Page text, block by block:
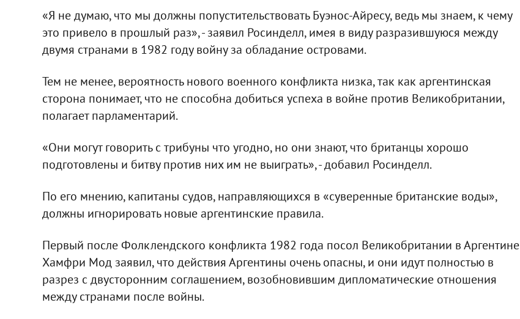
«Я не думаю, что мы должны попустительствовать Буэнос-Айресу, ведь мы знаем, к чему
это привело в прошлый раз», - заявил Росинделл, имея в виду разразившуюся между
двумя странами в 1982 году войну за обладание островами.
Тем не менее, вероятность нового военного конфликта низка, так как аргентинская
сторона понимает, что не способна добиться успеха в войне против Великобритании,
полагает парламентарий.
«Они могут говорить с трибуны что угодно, но они знают, что британцы хорошо
подготовлены и битву против них им не выиграть», - добавил Росинделл.
По его мнению, капитаны судов, направляющихся в «суверенные британские воды»,
должны игнорировать новые аргентинские правила.
Первый после Фолклендского конфликта 1982 года посол Великобритании в Аргентине
Хамфри Мод заявил, что действия Аргентины очень опасны, и они идут полностью в
разрез с двусторонним соглашением, возобновившим дипломатические отношения
между странами после войны.